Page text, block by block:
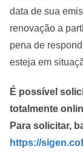
data de sua
renovação a
pena de
esteja em
É possível
totalmente
Para solicitar,
https://